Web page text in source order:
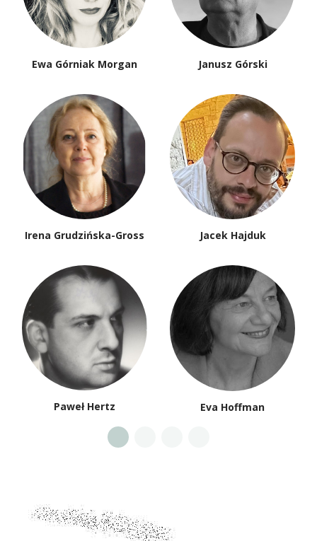
Ewa Górniak Morgan Janusz Górski
Irena Grudzińska-Gross Jacek Hajduk
Paweł Hertz Eva Hoffman